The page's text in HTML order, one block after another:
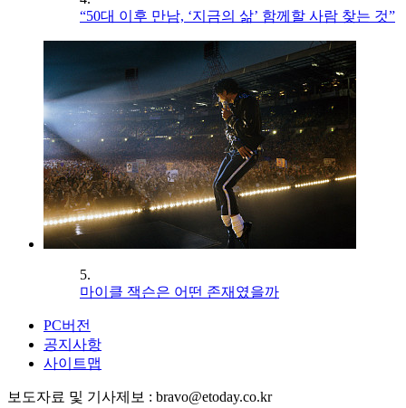
“50대 이후 만남, ‘지금의 삶’ 함께할 사람 찾는 것”
5.
마이클 잭슨은 어떤 존재였을까
PC버전
공지사항
사이트맵
보도자료 및 기사제보 : bravo@etoday.co.kr